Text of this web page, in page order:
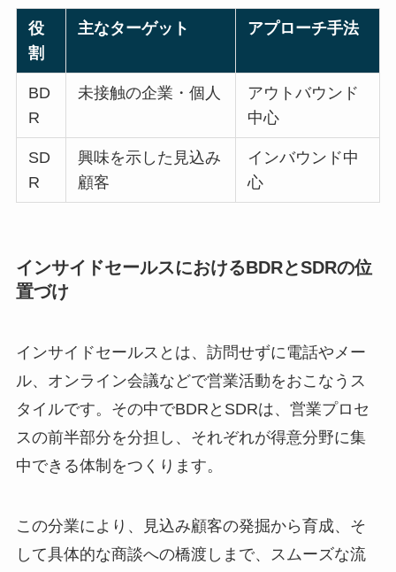
役
割
主なターゲット アプローチ手法
BD
R
未接触の企業・個人
アウトバウンド
中心
SD
R
興味を示した見込み
顧客
インバウンド中
心
インサイドセールスにおけるBDRとSDRの位
置づけ
インサイドセールスとは、訪問せずに電話やメー
ル、オンライン会議などで営業活動をおこなうス
タイルです。その中でBDRとSDRは、営業プロセ
スの前半部分を分担し、それぞれが得意分野に集
中できる体制をつくります。
この分業により、見込み顧客の発掘から育成、そ
して具体的な商談への橋渡しまで、スムーズな流